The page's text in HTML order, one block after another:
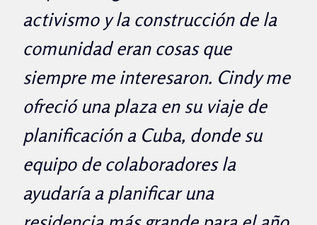
activismo y la construcción de la
comunidad eran cosas que
siempre me interesaron. Cindy me
ofreció una plaza en su viaje de
planificación a Cuba, donde su
equipo de colaboradores la
ayudaría a planificar una